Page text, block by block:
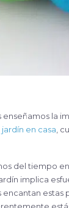
la
en casa ,
del tiempo
implica